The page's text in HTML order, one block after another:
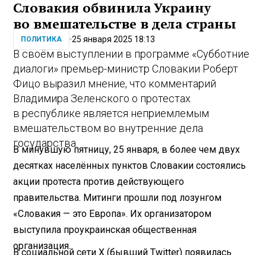
Словакия обвинила Украину
во вмешательстве в дела страны
ПОЛИТИКА 25 января 2025 18:13
В своём выступлении в программе «Субботние
диалоги» премьер-министр Словакии Роберт
Фицо выразил мнение, что комментарий
Владимира Зеленского о протестах
в республике является неприемлемым
вмешательством во внутренние дела
государства.
В минувшую пятницу, 25 января, в более чем двух
десятках населённых пунктов Словакии состоялись
акции протеста против действующего
правительства. Митинги прошли под лозунгом
«Словакия — это Европа». Их организатором
выступила проукраинская общественная
организация.
В социальной сети X (бывший Twitter) появилась